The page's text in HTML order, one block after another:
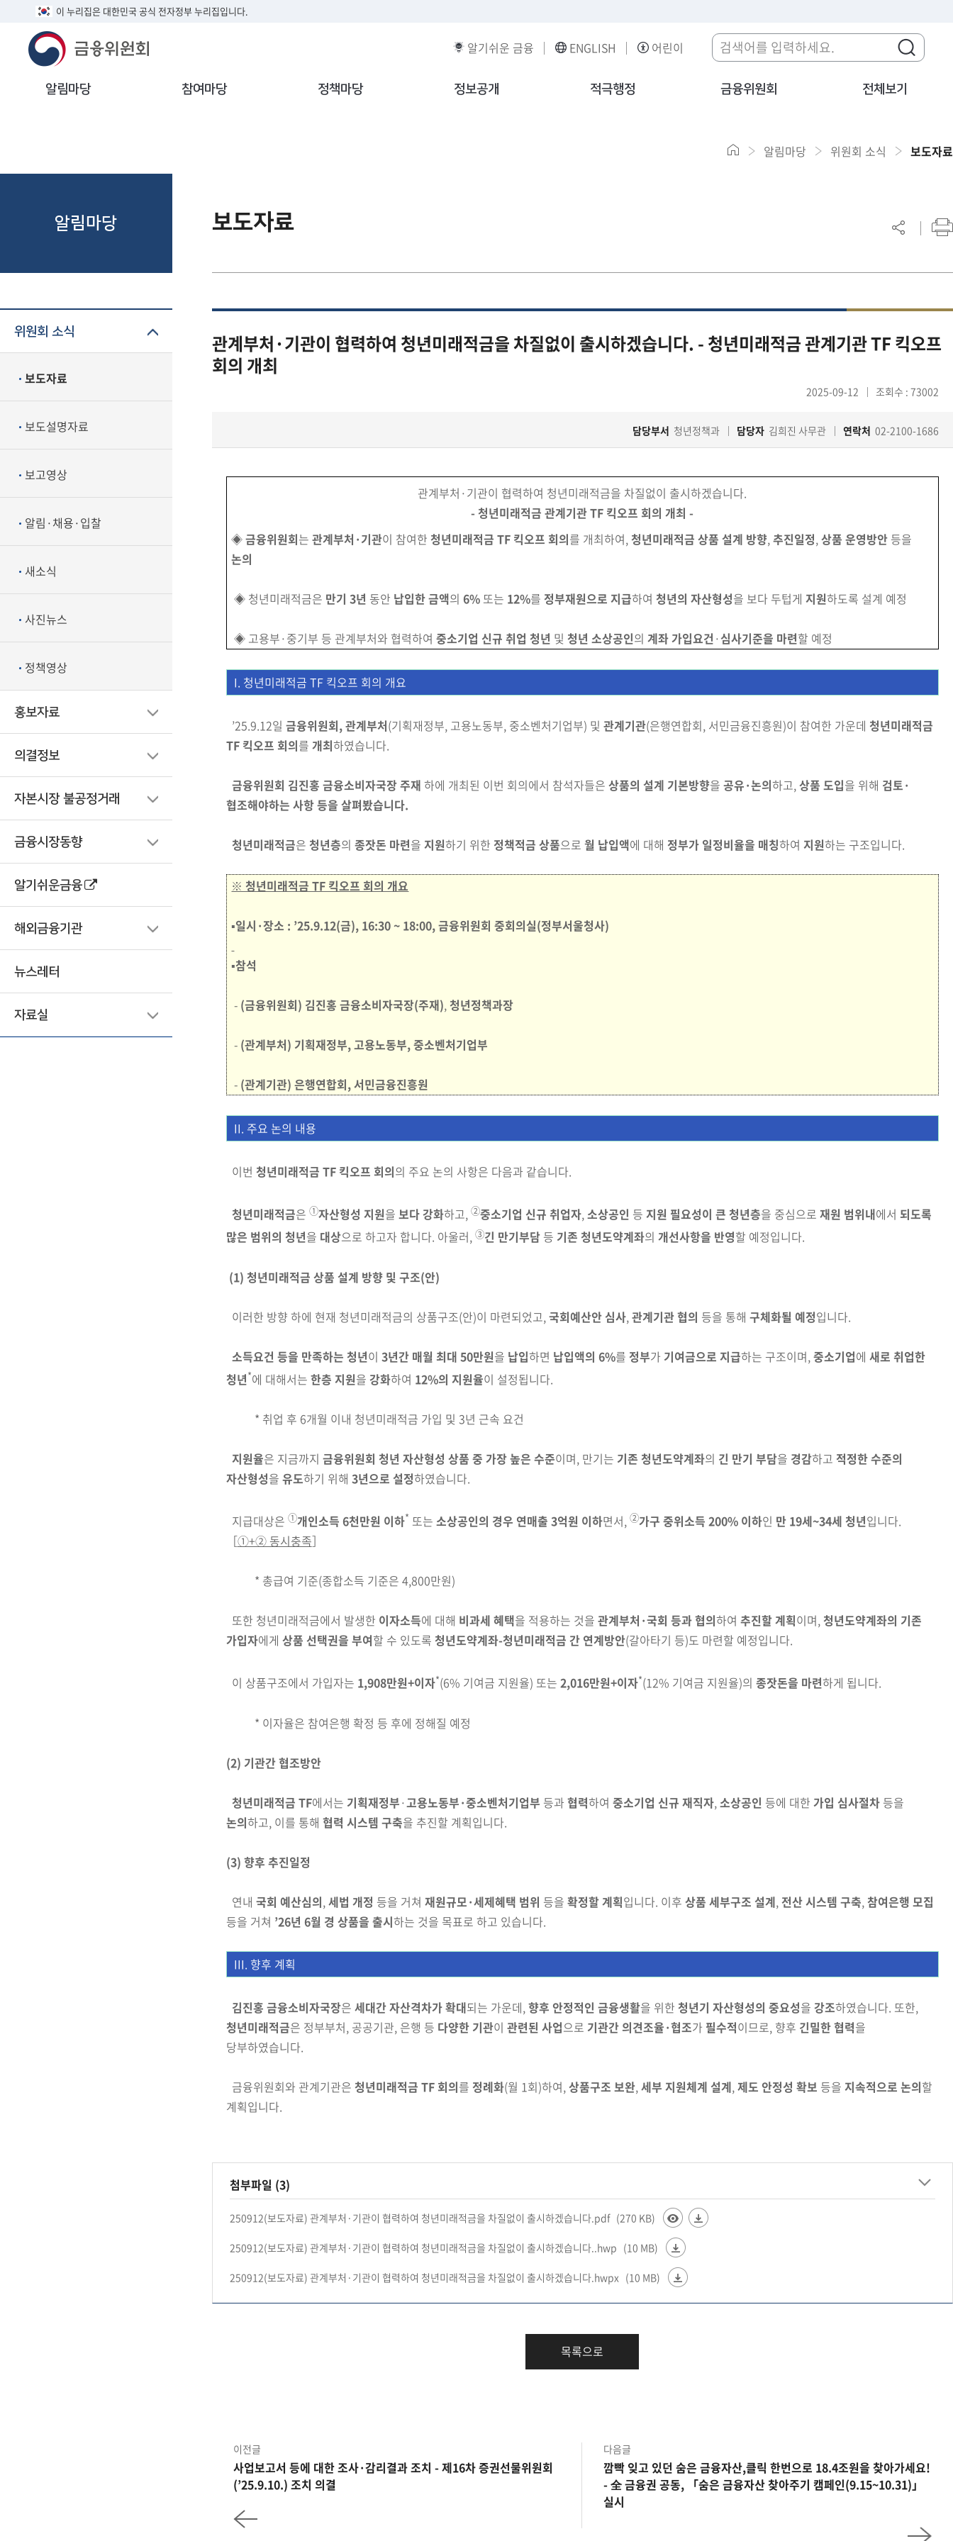
이 누리집은 대한민국 공식 전자정부 누리집입니다.
알기쉬운 금융 ENGLISH 어린이
알림마당 참여마당 정책마당 정보공개 적극행정 금융위원회 전체보기
알림마당
위원회 소식
보도자료
보도설명자료
보고영상
알림·채용·입찰
새소식
사진뉴스
정책영상
홍보자료
의결정보
자본시장 불공정거래
금융시장동향
알기쉬운금융
해외금융기관
뉴스레터
자료실
알림마당 위원회 소식 보도자료
보도자료
관계부처·기관이 협력하여 청년미래적금을 차질없이 출시하겠습니다. - 청년미래적금 관계기관 TF 킥오프
회의 개최
2025-09-12 조회수 : 73002
담당부서 청년정책과 담당자 김희진 사무관 연락처 02-2100-1686
관계부처·기관이 협력하여 청년미래적금을 차질없이 출시하겠습니다.
- 청년미래적금 관계기관 TF 킥오프 회의 개최 -
◈금융위원회는관계부처·기관이 참여한 청년미래적금 TF 킥오프 회의를 개최하여, 청년미래적금 상품 설계 방향,추진일정,상품 운영방안 등을
논의
◈ 청년미래적금은 만기 3년 동안 납입한 금액의6% 또는 12%를 정부재원으로 지급하여 청년의 자산형성을 보다 두텁게지원하도록 설계 예정
◈ 고용부·중기부 등 관계부처와 협력하여중소기업 신규 취업 청년 및 청년 소상공인의계좌 가입요건 ·심사기준을 마련할 예정
I. 청년미래적금 TF 킥오프 회의 개요
’25.9.12일 금융위원회,관계부처(기획재정부, 고용노동부, 중소벤처기업부) 및 관계기관(은행연합회, 서민금융진흥원)이 참여한 가운데 청년미래적금
TF 킥오프 회의를 개최하였습니다.
금융위원회 김진홍 금융소비자국장 주재 하에 개최된 이번 회의에서 참석자들은 상품의 설계 기본방향을 공유·논의하고,상품 도입을 위해 검토·
협조해야하는 사항 등을 살펴봤습니다.
청년미래적금은 청년층의 종잣돈 마련을 지원하기 위한 정책적금 상품으로 월 납입액에 대해 정부가 일정비율을 매칭하여 지원하는 구조입니다.
※ 청년미래적금 TF 킥오프 회의 개요
▪일시·장소 : ’25.9.12(금), 16:30 ~ 18:00, 금융위원회 중회의실(정부서울청사)
▪참석
- (금융위원회) 김진홍 금융소비자국장(주재), 청년정책과장
- (관계부처) 기획재정부, 고용노동부, 중소벤처기업부
- (관계기관) 은행연합회, 서민금융진흥원
II. 주요 논의 내용
이번 청년미래적금 TF 킥오프 회의의 주요 논의 사항은 다음과 같습니다.
청년미래적금은 ①자산형성 지원을 보다 강화하고, ②중소기업 신규 취업자,소상공인 등 지원 필요성이 큰 청년층을 중심으로 재원 범위내에서 되도록
많은 범위의 청년을 대상으로 하고자 합니다. 아울러, ③긴 만기부담 등 기존 청년도약계좌의 개선사항을 반영할 예정입니다.
(1) 청년미래적금 상품 설계 방향 및 구조(안)
이러한 방향 하에 현재 청년미래적금의 상품구조(안)이 마련되었고, 국회예산안 심사, 관계기관 협의 등을 통해 구체화될 예정입니다.
소득요건 등을 만족하는 청년이 3년간 매월 최대 50만원을 납입하면 납입액의 6%를 정부가 기여금으로 지급하는 구조이며, 중소기업에 새로 취업한
청년*에 대해서는 한층 지원을 강화하여 12%의 지원율이 설정됩니다.
* 취업 후 6개월 이내 청년미래적금 가입 및 3년 근속 요건
지원율은 지금까지 금융위원회 청년 자산형성 상품 중 가장 높은 수준이며,만기는 기존 청년도약계좌의 긴 만기 부담을 경감하고 적정한 수준의
자산형성을 유도하기 위해 3년으로 설정하였습니다.
지급대상은 ①개인소득 6천만원 이하* 또는 소상공인의 경우 연매출 3억원 이하면서, ②가구 중위소득 200% 이하인 만 19세~34세 청년입니다.
［①+② 동시충족］
* 총급여 기준(종합소득 기준은 4,800만원)
또한 청년미래적금에서 발생한 이자소득에 대해 비과세 혜택을 적용하는 것을 관계부처·국회 등과 협의하여 추진할 계획이며, 청년도약계좌의 기존
가입자에게 상품 선택권을 부여할 수 있도록 청년도약계좌-청년미래적금 간 연계방안(갈아타기 등)도 마련할 예정입니다.
이 상품구조에서 가입자는 1,908만원+이자*(6% 기여금 지원율) 또는 2,016만원+이자*(12% 기여금 지원율)의 종잣돈을 마련하게 됩니다.
* 이자율은 참여은행 확정 등 후에 정해질 예정
(2) 기관간 협조방안
청년미래적금 TF에서는 기획재정부·고용노동부·중소벤처기업부 등과 협력하여 중소기업 신규 재직자, 소상공인 등에 대한 가입 심사절차 등을
논의하고, 이를 통해 협력 시스템 구축을 추진할 계획입니다.
(3) 향후 추진일정
연내 국회 예산심의, 세법 개정 등을 거쳐 재원규모·세제혜택 범위 등을 확정할 계획입니다. 이후 상품 세부구조 설계, 전산 시스템 구축, 참여은행 모집
등을 거쳐 ’26년 6월 경 상품을 출시하는 것을 목표로 하고 있습니다.
III. 향후 계획
김진홍 금융소비자국장은 세대간 자산격차가 확대되는 가운데, 향후 안정적인 금융생활을 위한 청년기 자산형성의 중요성을 강조하였습니다. 또한,
청년미래적금은 정부부처, 공공기관, 은행 등 다양한 기관이 관련된 사업으로 기관간 의견조율·협조가 필수적이므로, 향후 긴밀한 협력을
당부하였습니다.
금융위원회와 관계기관은 청년미래적금 TF 회의를 정례화(월 1회)하여, 상품구조 보완, 세부 지원체계 설계, 제도 안정성 확보 등을 지속적으로 논의할
계획입니다.
첨부파일 (3)
250912(보도자료) 관계부처·기관이 협력하여 청년미래적금을 차질없이 출시하겠습니다.pdf (270 KB)
250912(보도자료) 관계부처·기관이 협력하여 청년미래적금을 차질없이 출시하겠습니다..hwp (10 MB)
250912(보도자료) 관계부처·기관이 협력하여 청년미래적금을 차질없이 출시하겠습니다.hwpx (10 MB)
목록으로
이전글
사업보고서 등에 대한 조사·감리결과 조치 - 제16차 증권선물위원회
(’25.9.10.) 조치 의결
다음글
깜빡 잊고 있던 숨은 금융자산,클릭 한번으로 18.4조원을 찾아가세요!
- 全 금융권 공동, 「숨은 금융자산 찾아주기 캠페인(9.15~10.31)」
실시